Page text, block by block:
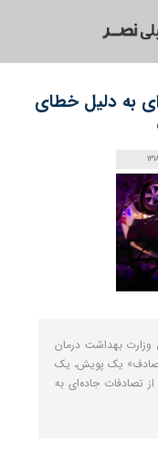
به دلیل خطای
وزارت بهداشت درمان
تصادف» یک پویش، یک
تصادفات جاده‌ای به